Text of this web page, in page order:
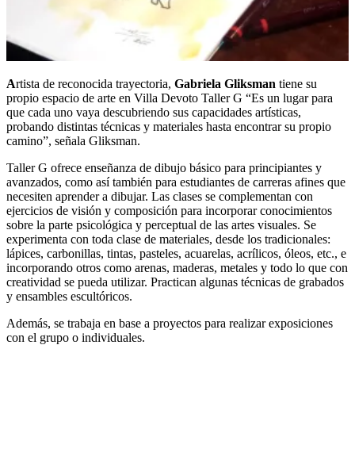
Artista de reconocida trayectoria, Gabriela Gliksman tiene su
propio espacio de arte en Villa Devoto Taller G “Es un lugar para
que cada uno vaya descubriendo sus capacidades artísticas,
probando distintas técnicas y materiales hasta encontrar su propio
camino”, señala Gliksman.
Taller G ofrece enseñanza de dibujo básico para principiantes y
avanzados, como así también para estudiantes de carreras afines que
necesiten aprender a dibujar. Las clases se complementan con
ejercicios de visión y composición para incorporar conocimientos
sobre la parte psicológica y perceptual de las artes visuales. Se
experimenta con toda clase de materiales, desde los tradicionales:
lápices, carbonillas, tintas, pasteles, acuarelas, acrílicos, óleos, etc., e
incorporando otros como arenas, maderas, metales y todo lo que con
creatividad se pueda utilizar. Practican algunas técnicas de grabados
y ensambles escultóricos.
Además, se trabaja en base a proyectos para realizar exposiciones
con el grupo o individuales.